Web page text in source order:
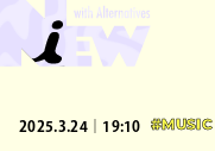
2025.3.24｜19:10 #MUSIC